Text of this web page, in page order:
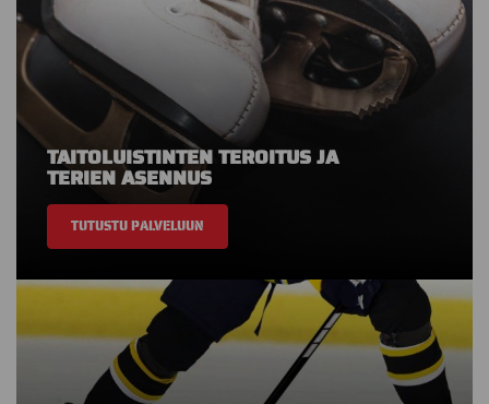
TAITOLUISTINTEN TEROITUS JA
TERIEN ASENNUS
TUTUSTU PALVELUUN